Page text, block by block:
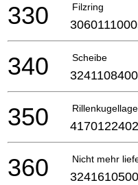
Filzring
330
Scheibe
340
350
Nicht mehr
360